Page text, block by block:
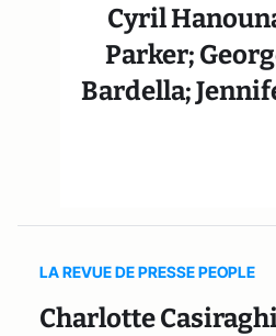
Cyril
Parker;
Bardella;
LA REVUE DE PRESSE PEOPLE
Charlotte